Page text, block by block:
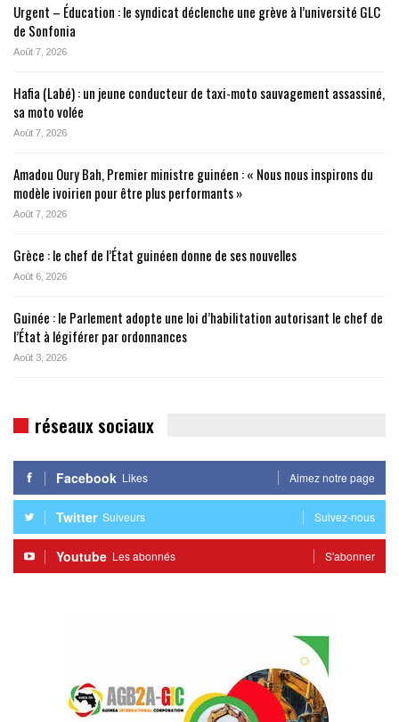
Urgent – Éducation : le syndicat déclenche une grève à l’université GLC
de Sonfonia
Août 7, 2026
Hafia (Labé) : un jeune conducteur de taxi-moto sauvagement assassiné,
sa moto volée
Août 7, 2026
Amadou Oury Bah, Premier ministre guinéen : « Nous nous inspirons du
modèle ivoirien pour être plus performants »
Août 7, 2026
Grèce : le chef de l’État guinéen donne de ses nouvelles
Août 6, 2026
Guinée : le Parlement adopte une loi d’habilitation autorisant le chef de
l’État à légiférer par ordonnances
Août 3, 2026
réseaux sociaux
Facebook Likes Aimez notre page
Twitter Suiveurs Suivez-nous
Youtube Les abonnés S'abonner